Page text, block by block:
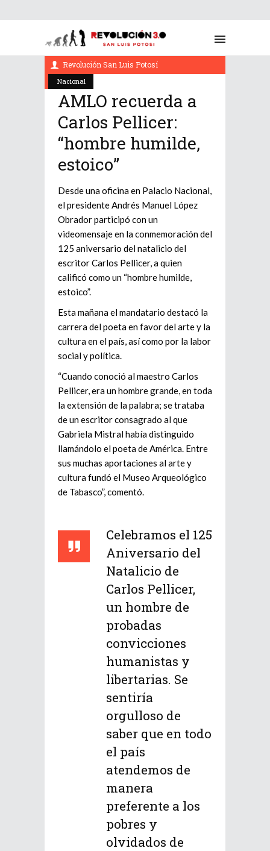
Nacional
enero 16, 2022
Revolución San Luis Potosí
AMLO recuerda a
Carlos Pellicer:
“hombre humilde,
estoico”
Desde una oficina en Palacio Nacional,
el presidente Andrés Manuel López
Obrador participó con un
videomensaje en la conmemoración del
125 aniversario del natalicio del
escritor Carlos Pellicer, a quien
calificó como un “hombre humilde,
estoico”.
Esta mañana el mandatario destacó la
carrera del poeta en favor del arte y la
cultura en el país, así como por la labor
social y política.
“Cuando conoció al maestro Carlos
Pellicer, era un hombre grande, en toda
la extensión de la palabra; se trataba
de un escritor consagrado al que
Gabriela Mistral había distinguido
llamándolo el poeta de América. Entre
sus muchas aportaciones al arte y
cultura fundó el Museo Arqueológico
de Tabasco”, comentó.
Celebramos el 125
Aniversario del
Natalicio de
Carlos Pellicer,
un hombre de
probadas
convicciones
humanistas y
libertarias. Se
sentiría
orgulloso de
saber que en todo
el país
atendemos de
manera
preferente a los
pobres y
olvidados de